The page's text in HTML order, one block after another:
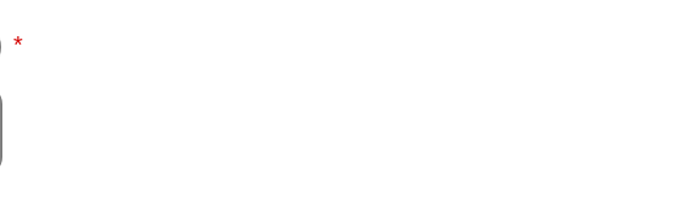
*